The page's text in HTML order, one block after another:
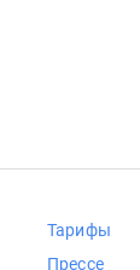
Тарифы
Прессе